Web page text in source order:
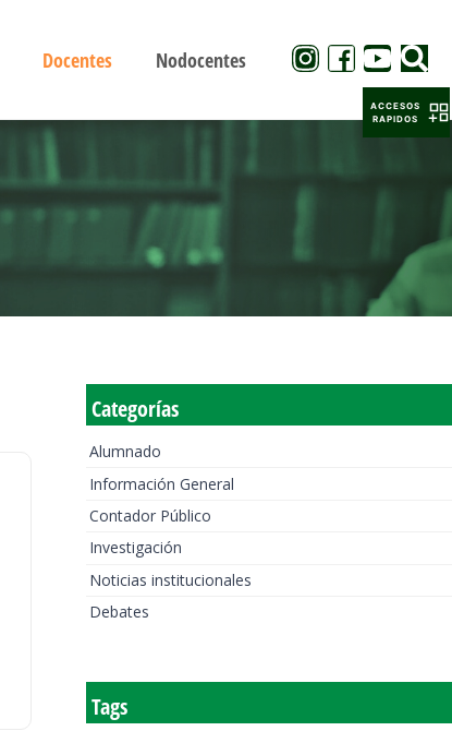
Docentes Nodocentes
Categorías
Alumnado
Información General
Contador Público
Investigación
Noticias institucionales
Debates
Tags
ACCESOS
RAPIDOS